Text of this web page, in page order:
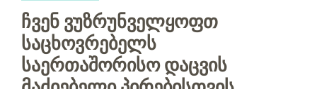
ჩვენ ვუზრუნველყოფთ
საცხოვრებელს
საერთაშორისო დაცვის